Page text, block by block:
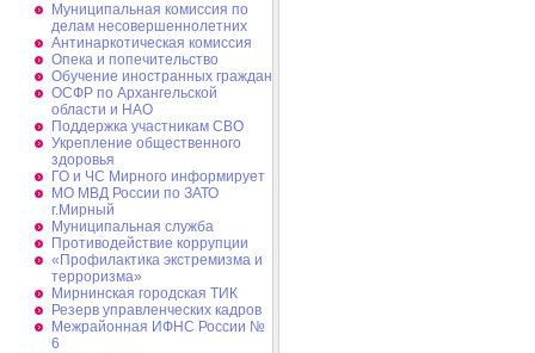
Муниципальная комиссия по
делам несовершеннолетних
Антинаркотическая комиссия
Опека и попечительство
Обучение иностранных граждан
ОСФР по Архангельской
области и НАО
Поддержка участникам СВО
Укрепление общественного
здоровья
ГО и ЧС Мирного информирует
МО МВД России по ЗАТО
г.Мирный
Муниципальная cлужба
Противодействие коррупции
«Профилактика экстремизма и
терроризма»
Мирнинская городская ТИК
Резерв управленческих кадров
Межрайонная ИФНС России №
6